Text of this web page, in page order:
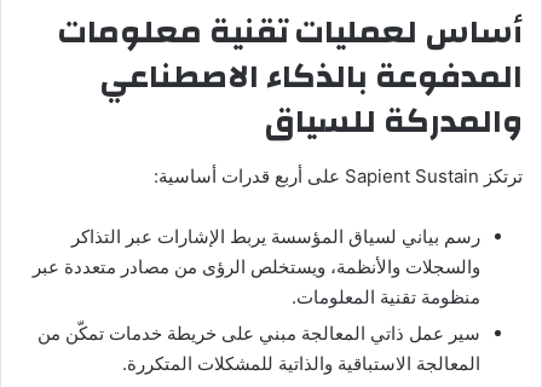
أساس لعمليات تقنية معلومات
المدفوعة بالذكاء الاصطناعي
والمدركة للسياق
ترتكز Sapient Sustain على أربع قدرات أساسية:
رسم بياني لسياق المؤسسة يربط الإشارات عبر التذاكر
والسجلات والأنظمة، ويستخلص الرؤى من مصادر متعددة عبر
منظومة تقنية المعلومات.
سير عمل ذاتي المعالجة مبني على خريطة خدمات تمكّن من
المعالجة الاستباقية والذاتية للمشكلات المتكررة.